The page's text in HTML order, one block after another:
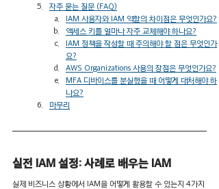
자주 묻는 질문 (FAQ)
IAM 사용자와 IAM 역할의 차이점은 무엇인가요?
액세스 키를 얼마나 자주 교체해야 하나요?
IAM 정책을 작성할 때 주의해야 할 점은 무엇인가
요?
AWS Organizations 사용의 장점은 무엇인가요?
MFA 디바이스를 분실했을 때 어떻게 대처해야 하
나요?
마무리
실전 IAM 설정: 사례로 배우는 IAM
실제 비즈니스 상황에서 IAM을 어떻게 활용할 수 있는지 4가지